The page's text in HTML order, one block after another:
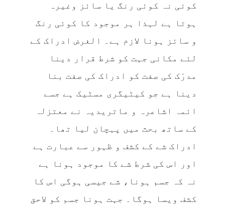
کوئی نہ کوئی رنگ یا سائز وغیرہ
ہوتا ہے لہذا ہر موجود کا کوئی رنگ
و سائز ہونا لازم ہے۔ الغرض ادراک کے
لئے مکانی جہت کو شرط قرار دینا
مدرَک کی صفت کو ادراک کی صفت بنا
دینا ہے جو کیٹیگری مسٹیک ہے جسے
ائمہ اشاعرہ و ماتریدیہ نے معتزلہ
کے ساتھ بحث میں پہچان لیا تھا۔
ادراک شے کے کشف و ظہور سے عبارت ہے
اور اس کی شرط شے کا موجود ہونا ہے
نہ کہ جسم ہونا، شے جیسی ہوگی اس کا
کشف ویسا ہوگا۔ جہت ہونا جسم کو لاحق